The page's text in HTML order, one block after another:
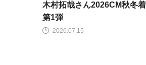
2026.07.15
木村拓哉さん2026CM秋冬
第1弾